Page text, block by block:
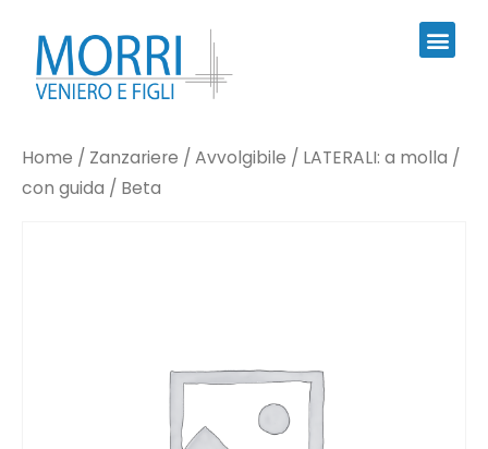
Home / Zanzariere / Avvolgibile / LATERALI: a molla /
con guida / Beta